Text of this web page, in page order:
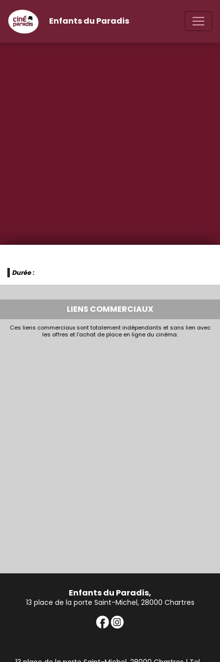
Enfants du Paradis
Durée :
LIENS COMMERCIAUX
Ces liens commerciaux sont totalement indépendants et sans lien avec
les offres et l'achat de place en ligne du cinéma.
Enfants du Paradis,
13 place de la porte Saint-Michel, 28000 Chartres